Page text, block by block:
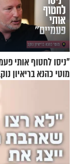
"ניסו לחטוף אותי
מוטי כהנא בריאיון